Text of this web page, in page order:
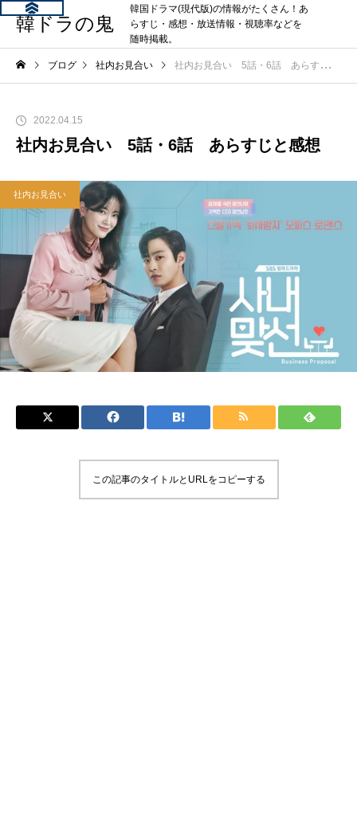
韓ドラの鬼
韓国ドラマ(現代版)の情報がたくさん！あ
らすじ・感想・放送情報・視聴率などを
随時掲載。
ブログ 社内お見合い 社内お見合い 5話・6話 あらすじと感想
2022.04.15
社内お見合い 5話・6話 あらすじと感想
社内お見合い
この記事のタイトルとURLをコピーする